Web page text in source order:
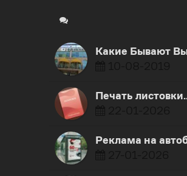
Какие Бывают
Печать
Реклама на